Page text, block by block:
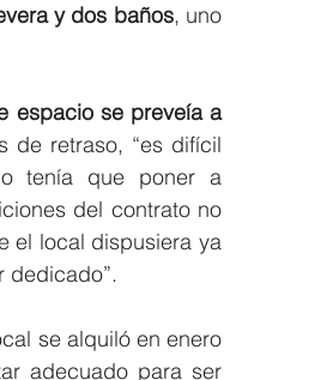
y dos baños, uno
espacio se preveía a
de retraso, “es difícil
tenía que poner a
del contrato no
el local dispusiera ya
dedicado”.
se alquiló en enero
adecuado para ser